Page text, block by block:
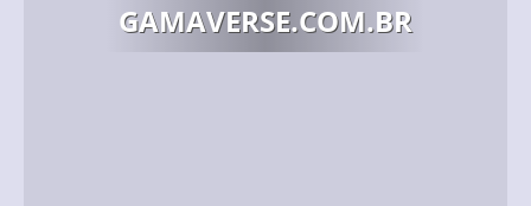
GAMAVERSE.COM.BR